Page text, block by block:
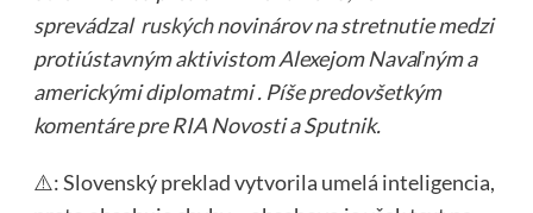
sprevádzal ruskýchnovinárov na stretnutie medzi
protiústavným aktivistom Alexejom Navaľným a
americkými diplomatmi . Píše predovšetkým
komentáre pre RIA Novosti a Sputnik.
⚠️: Slovenský preklad vytvorila umelá inteligencia,